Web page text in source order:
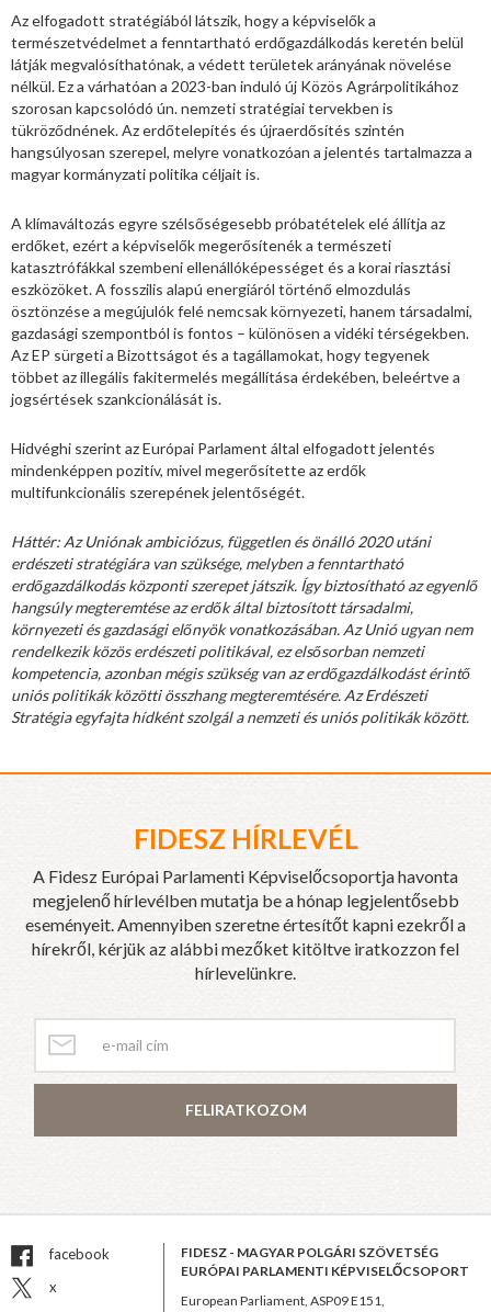
Az elfogadott stratégiából látszik, hogy a képviselők a
természetvédelmet a fenntartható erdőgazdálkodás keretén belül
látják megvalósíthatónak, a védett területek arányának növelése
nélkül. Ez a várhatóan a 2023-ban induló új Közös Agrárpolitikához
szorosan kapcsolódó ún. nemzeti stratégiai tervekben is
tükröződnének. Az erdőtelepítés és újraerdősítés szintén
hangsúlyosan szerepel, melyre vonatkozóan a jelentés tartalmazza a
magyar kormányzati politika céljait is.
A klímaváltozás egyre szélsőségesebb próbatételek elé állítja az
erdőket, ezért a képviselők megerősítenék a természeti
katasztrófákkal szembeni ellenállóképességet és a korai riasztási
eszközöket. A fosszilis alapú energiáról történő elmozdulás
ösztönzése a megújulók felé nemcsak környezeti, hanem társadalmi,
gazdasági szempontból is fontos – különösen a vidéki térségekben.
Az EP sürgeti a Bizottságot és a tagállamokat, hogy tegyenek
többet az illegális fakitermelés megállítása érdekében, beleértve a
jogsértések szankcionálását is.
Hidvéghi szerint az Európai Parlament által elfogadott jelentés
mindenképpen pozitív, mivel megerősítette az erdők
multifunkcionális szerepének jelentőségét.
Háttér: Az Uniónak ambiciózus, független és önálló 2020 utáni
erdészeti stratégiára van szüksége, melyben a fenntartható
erdőgazdálkodás központi szerepet játszik. Így biztosítható az egyenlő
hangsúly megteremtése az erdők által biztosított társadalmi,
környezeti és gazdasági előnyök vonatkozásában. Az Unió ugyan nem
rendelkezik közös erdészeti politikával, ez elsősorban nemzeti
kompetencia, azonban mégis szükség van az erdőgazdálkodást érintő
uniós politikák közötti összhang megteremtésére. Az Erdészeti
Stratégia egyfajta hídként szolgál a nemzeti és uniós politikák között.
FIDESZ HÍRLEVÉL
A Fidesz Európai Parlamenti Képviselőcsoportja havonta
megjelenő hírlevélben mutatja be a hónap legjelentősebb
eseményeit. Amennyiben szeretne értesítőt kapni ezekről a
hírekről, kérjük az alábbi mezőket kitöltve iratkozzon fel
hírlevelünkre.
FELIRATKOZOM
facebook
x
FIDESZ - MAGYAR POLGÁRI SZÖVETSÉG
EURÓPAI PARLAMENTI KÉPVISELŐCSOPORT
European Parliament, ASP09 E151,